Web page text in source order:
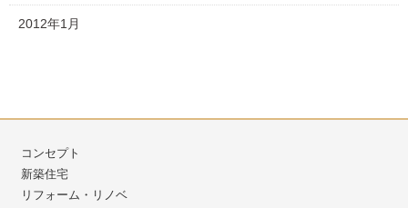
2012年1月
コンセプト
新築住宅
リフォーム・リノベ